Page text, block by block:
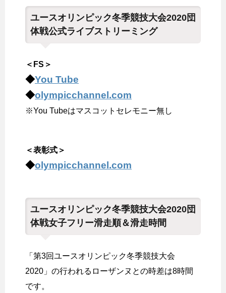
ユースオリンピック冬季競技大会2020団
体戦公式ライブストリーミング
＜FS＞
◆You Tube
◆olympicchannel.com
※You Tubeはマスコットセレモニー無し
＜表彰式＞
◆olympicchannel.com
ユースオリンピック冬季競技大会2020団
体戦女子フリー滑走順＆滑走時間
「第3回ユースオリンピック冬季競技大会
2020」の行われるローザンヌとの時差は8時間
です。